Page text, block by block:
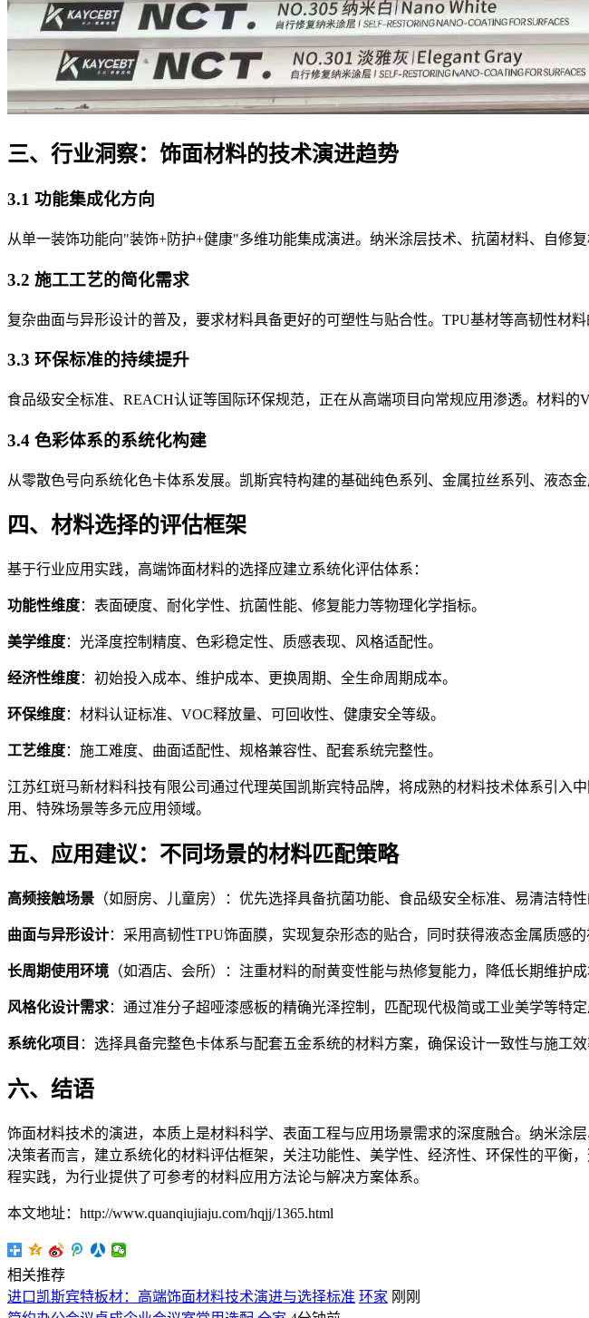
三、行业洞察：饰面材料的技术演进趋势
3.1 功能集成化方向
从单一装饰功能向"装饰+防护+健康"多维功能集成演进。纳米涂层技术、抗菌材料、自修
3.2 施工工艺的简化需求
复杂曲面与异形设计的普及，要求材料具备更好的可塑性与贴合性。TPU基材等高韧性材
3.3 环保标准的持续提升
食品级安全标准、REACH认证等国际环保规范，正在从高端项目向常规应用渗透。材料的
3.4 色彩体系的系统化构建
从零散色号向系统化色卡体系发展。凯斯宾特构建的基础纯色系列、金属拉丝系列、液态
四、材料选择的评估框架
基于行业应用实践，高端饰面材料的选择应建立系统化评估体系：
功能性维度：表面硬度、耐化学性、抗菌性能、修复能力等物理化学指标。
美学维度：光泽度控制精度、色彩稳定性、质感表现、风格适配性。
经济性维度：初始投入成本、维护成本、更换周期、全生命周期成本。
环保维度：材料认证标准、VOC释放量、可回收性、健康安全等级。
工艺维度：施工难度、曲面适配性、规格兼容性、配套系统完整性。
江苏红斑马新材料科技有限公司通过代理英国凯斯宾特品牌，将成熟的材料技术体系引入
用、特殊场景等多元应用领域。
五、应用建议：不同场景的材料匹配策略
高频接触场景 （如厨房、儿童房）：优先选择具备抗菌功能、食品级安全标准、易清洁特
曲面与异形设计：采用高韧性TPU饰面膜，实现复杂形态的贴合，同时获得液态金属质感的
长周期使用环境 （如酒店、会所）：注重材料的耐黄变性能与热修复能力，降低长期维护成
风格化设计需求：通过准分子超哑漆感板的精确光泽控制，匹配现代极简或工业美学等特定
系统化项目 ：选择具备完整色卡体系与配套五金系统的材料方案，确保设计一致性与施工效
六、结语
饰面材料技术的演进，本质上是材料科学、表面工程与应用场景需求的深度融合。纳米涂
决策者而言，建立系统化的材料评估框架，关注功能性、美学性、经济性、环保性的平
程实践，为行业提供了可参考的材料应用方法论与解决方案体系。
本文地址：http://www.quanqiujiaju.com/hqjj/1365.html
相关推荐
进口凯斯宾特板材：高端饰面材料技术演进与选择标准 环家 刚刚